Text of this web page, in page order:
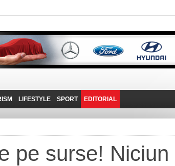
MUNȚII
BANAT
LIFESTYLE
POVESTE DE VIAȚĂ
SPORT EDITORIAL
DE VICTOR NAFIRU
pe surse! Niciun